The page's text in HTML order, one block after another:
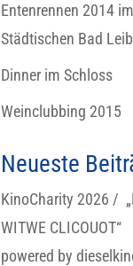
Entenrennen 2014 im
Städtischen Bad
Dinner im Schloss
Weinclubbing 2015
Neueste
KinoCharity 2026 /
WITWE CLICOUOT“
powered by